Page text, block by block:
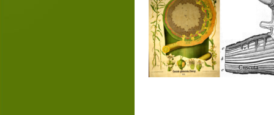
Cuscuta